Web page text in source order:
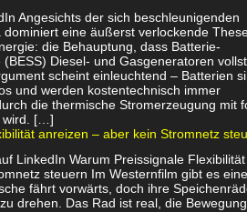
Angesichts der sich beschleunigenden
dominiert eine äußerst verlockende
die Behauptung, dass Batterie-
Diesel- und Gasgeneratoren
scheint einleuchtend – Batterien
und werden kostentechnisch immer
die thermische Stromerzeugung mit
wird. […]
anreizen – aber kein Stromnetz
LinkedIn Warum Preissignale Flexibilität
steuern Im Westernfilm gibt es
fährt vorwärts, doch ihre
drehen. Das Rad ist real, die